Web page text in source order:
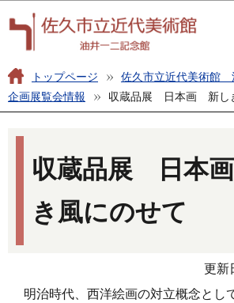
の
ー
ジ
トップページ
佐久市立近代美術館
企画展覧会情報
収蔵品展 日本画 新し
本
ら
収蔵品展 日本
き風にのせて
更新
明治時代、西洋絵画の対立概念とし